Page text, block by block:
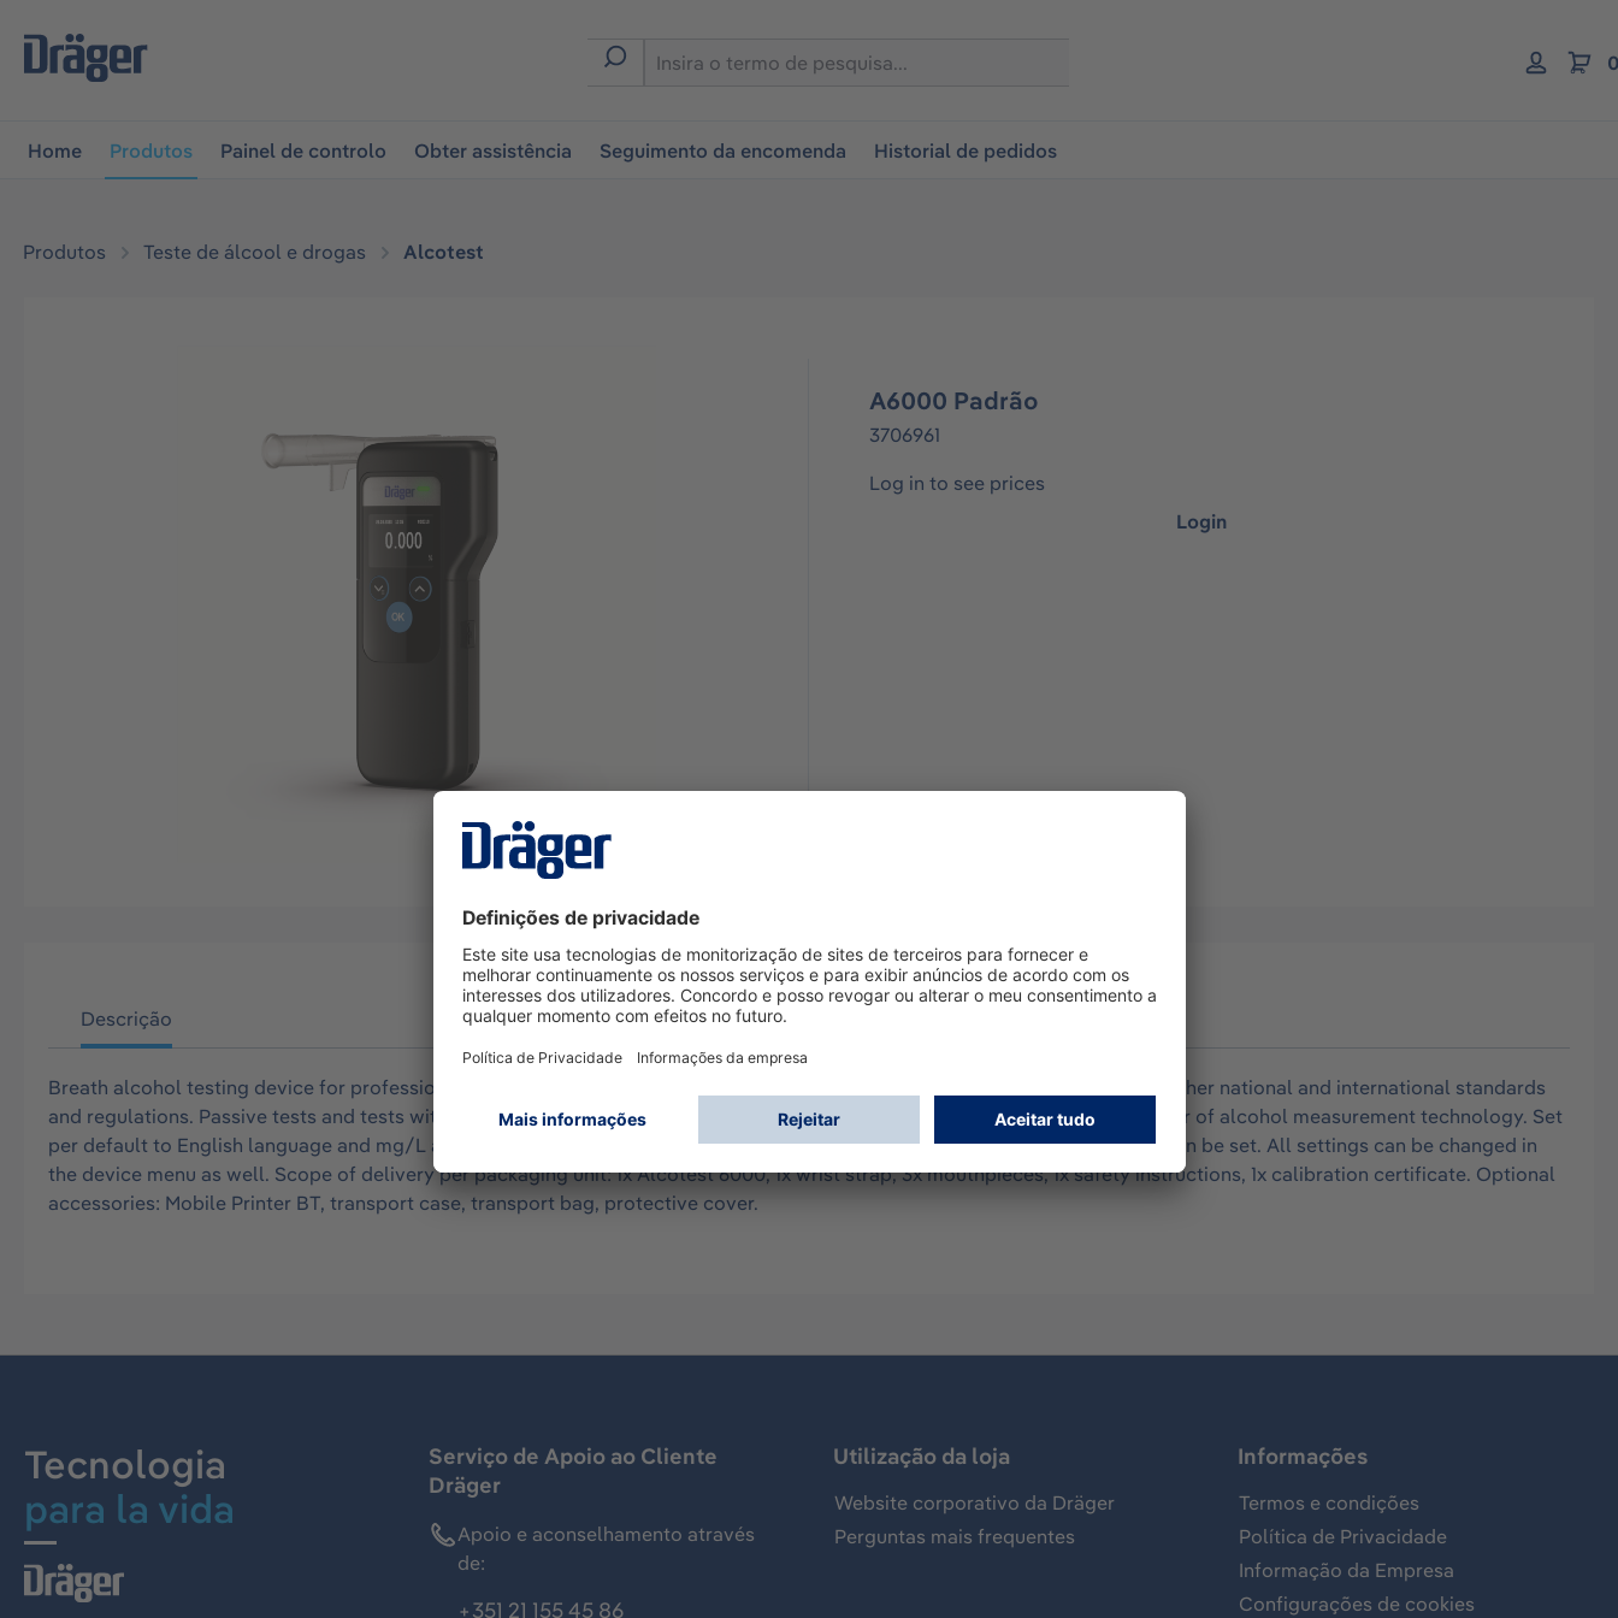
a navegação principal
Home Produtos Painel de controlo Obter assistência Seguimento da encomenda Historial de pedidos
Produtos Teste de álcool e drogas Alcotest
A6000 Padrão
3706961
Log in to see prices
Login
Descrição
Breath alcohol testing device for professional use, compliant to EN15964, US NHTSA evidential, Australia AS3547 and many other national and international standards
and regulations. Passive tests and tests with mouthpiece possible. Manufactured in Germany by Dräger, long-standing supplier of alcohol measurement technology. Set
per default to English language and mg/L as measuring unit. During first start, in a setup assistant, customer configurations can be set. All settings can be changed in
the device menu as well. Scope of delivery per packaging unit: 1x Alcotest 6000, 1x wrist strap, 3x mouthpieces, 1x safety instructions, 1x calibration certificate. Optional
accessories: Mobile Printer BT, transport case, transport bag, protective cover.
Tecnologia
para la vida
Serviço de Apoio ao Cliente
Dräger
Apoio e aconselhamento através
de:
+351 21 155 45 86
Utilização da loja
Website corporativo da Dräger
Perguntas mais frequentes
Informações
Termos e condições
Política de Privacidade
Informação da Empresa
Configurações de cookies